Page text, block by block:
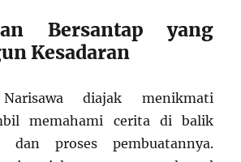
Bersantap yang
Kesadaran
diajak menikmati
memahami cerita di balik
dan proses pembuatannya.